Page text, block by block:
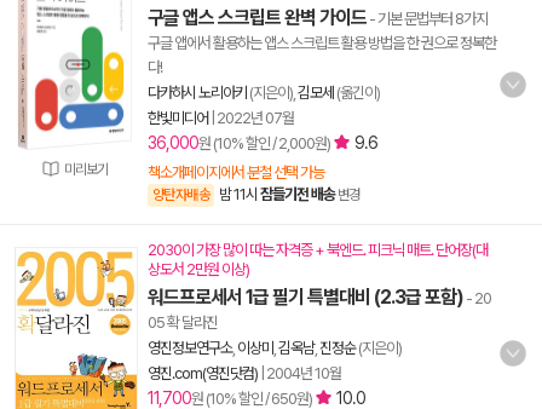
미리보기
구글 앱스 스크립트 완벽 가이드 - 기본 문법부터 8가지
구글 앱에서 활용하는 앱스 스크립트 활용 방법을 한 권으로 정복한
다!
다카하시 노리아키 (지은이), 김모세 (옮긴이)
한빛미디어 2022년 07월
36,000원 (10% 할인 / 2,000원) 9.6
책소개페이지에서 분철 선택 가능
양탄자배송 밤 11시 잠들기전 배송 변경
2030이 가장 많이 따는 자격증 + 북엔드. 피크닉 매트. 단어장(대
상도서 2만원 이상)
워드프로세서 1급 필기 특별대비 (2.3급 포함) - 20
05 확 달라진
영진정보연구소, 이상미 김옥남, 진정순(지은이)
영진.com(영진닷컴) 2004년 10월
11,700원 (10% 할인 / 650원)
10.0